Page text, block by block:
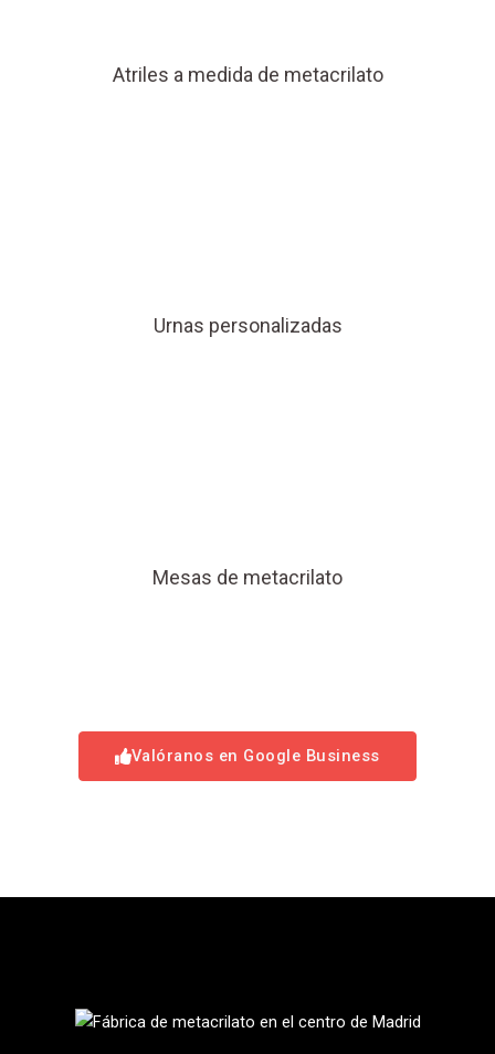
Atriles a medida de metacrilato
Urnas personalizadas
Mesas de metacrilato
Valóranos en Google Business